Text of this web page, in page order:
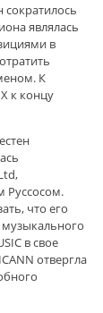
являлась
в
К
к концу
Руссосом.
что его
музыкального
в свое
отвергла